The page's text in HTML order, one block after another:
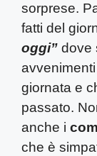
sorprese.
fatti del
oggi” dove
giornata e
passato.
anche i
che è